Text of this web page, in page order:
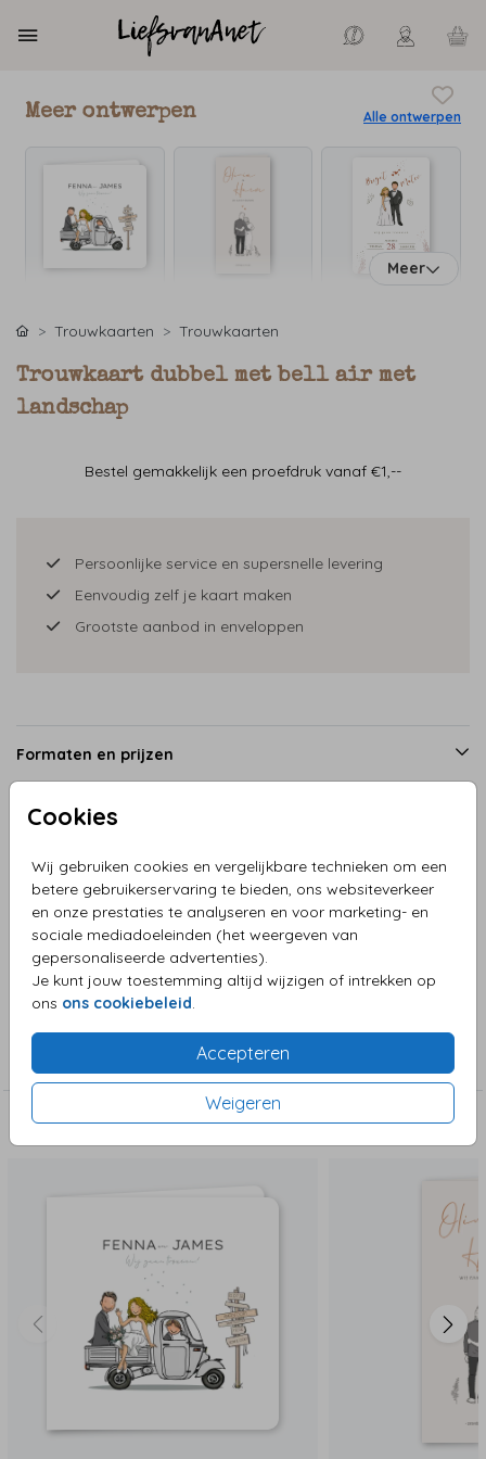
Cookies
Wij gebruiken cookies en vergelijkbare technieken om een
betere gebruikerservaring te bieden, ons websiteverkeer
en onze prestaties te analyseren en voor marketing- en
sociale mediadoeleinden (het weergeven van
gepersonaliseerde advertenties).
Je kunt jouw toestemming altijd wijzigen of intrekken op
ons ons cookiebeleid.
Accepteren
Weigeren
Meer ontwerpen Alle ontwerpen
Meer
Trouwkaarten Trouwkaarten
Trouwkaart dubbel met bell air met
landschap
Bestel gemakkelijk een proefdruk vanaf €1,--
Persoonlijke service en supersnelle levering
Eenvoudig zelf je kaart maken
Grootste aanbod in enveloppen
Formaten en prijzen
Omschrijving
Trouwkaart dubbel met bell air rood met landschap en
boog. De gehele kaart is naar wens aanpasbaar